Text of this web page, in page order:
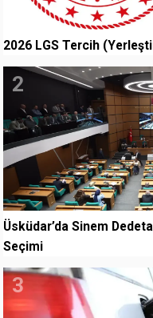
2026 LGS Tercih
2
Üsküdar’da Sinem
Seçimi
3